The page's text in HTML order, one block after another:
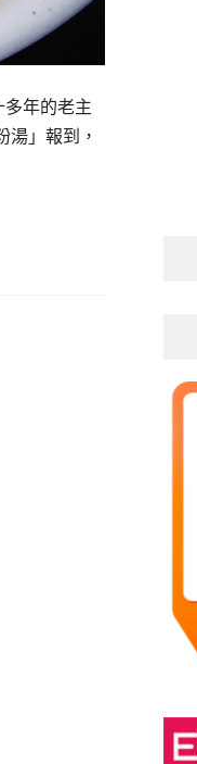
多年的老主
湯」報到，